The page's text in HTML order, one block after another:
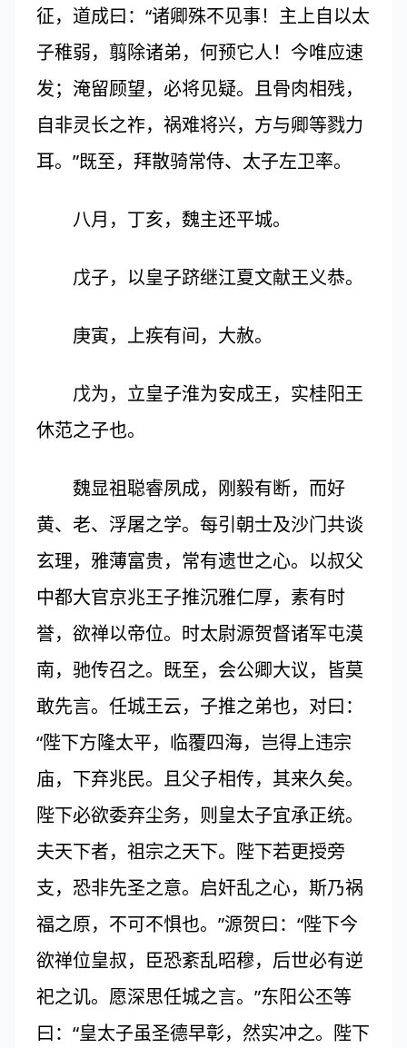
征，道成曰：“诸卿殊不见事！主上自以太
子稚弱，翦除诸弟，何预它人！今唯应速
发；淹留顾望，必将见疑。且骨肉相残，
自非灵长之祚，祸难将兴，方与卿等戮力
耳。”既至，拜散骑常侍、太子左卫率。
八月，丁亥，魏主还平城。
戊子，以皇子跻继江夏文献王义恭。
庚寅，上疾有间，大赦。
戊为，立皇子淮为安成王，实桂阳王
休范之子也。
魏显祖聪睿夙成，刚毅有断，而好
黄、老、浮屠之学。每引朝士及沙门共谈
玄理，雅薄富贵，常有遗世之心。以叔父
中都大官京兆王子推沉雅仁厚，素有时
誉，欲禅以帝位。时太尉源贺督诸军屯漠
南，驰传召之。既至，会公卿大议，皆莫
敢先言。任城王云，子推之弟也，对曰：
“陛下方隆太平，临覆四海，岂得上违宗
庙，下弃兆民。且父子相传，其来久矣。
陛下必欲委弃尘务，则皇太子宜承正统。
夫天下者，祖宗之天下。陛下若更授旁
支，恐非先圣之意。启奸乱之心，斯乃祸
福之原，不可不惧也。”源贺曰：“陛下今
欲禅位皇叔，臣恐紊乱昭穆，后世必有逆
祀之讥。愿深思任城之言。”东阳公丕等
曰：“皇太子虽圣德早彰，然实冲之。陛下